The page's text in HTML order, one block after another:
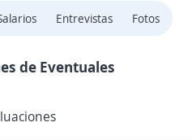
Entrevistas Fotos
de Eventuales